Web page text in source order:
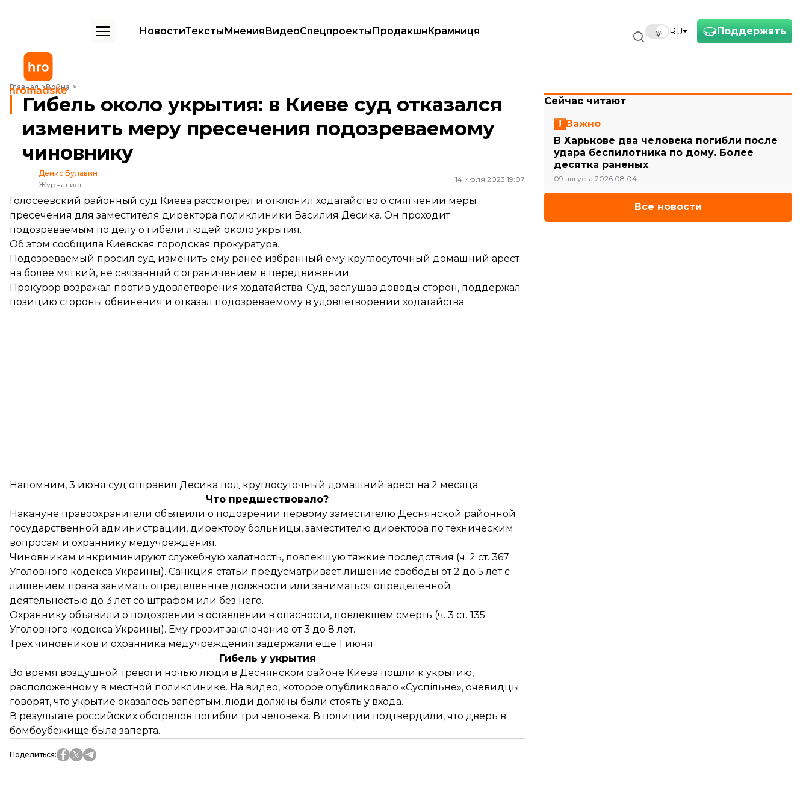
Поддержать
RU
НовостиТекстыМненияВидеоСпецпроектыПродакшнКрамниця
Главная Война
Гибель около укрытия: в Киеве суд отказался изменить меру пресечения подозреваемому чиновнику
Гибель около укрытия: в Киеве суд отказался
изменить меру пресечения подозреваемому
чиновнику
Денис Булавин
Журналист
14 июля 2023 19:07
Голосеевский районный суд Киева рассмотрел и отклонил ходатайство о смягчении меры
пресечения для заместителя директора поликлиники Василия Десика. Он проходит
подозреваемым по делу о гибели людей около укрытия.
Об этом сообщила Киевская городская прокуратура.
Подозреваемый просил суд изменить ему ранее избранный ему круглосуточный домашний арест
на более мягкий, не связанный с ограничением в передвижении.
Прокурор возражал против удовлетворения ходатайства. Суд, заслушав доводы сторон, поддержал
позицию стороны обвинения и отказал подозреваемому в удовлетворении ходатайства.
Напомним, 3 июня суд отправил Десика под круглосуточный домашний арест на 2 месяца.
Что предшествовало?
Накануне правоохранители объявили о подозрении первому заместителю Деснянской районной
государственной администрации, директору больницы, заместителю директора по техническим
вопросам и охраннику медучреждения.
Чиновникам инкриминируют служебную халатность, повлекшую тяжкие последствия (ч. 2 ст. 367
Уголовного кодекса Украины). Санкция статьи предусматривает лишение свободы от 2 до 5 лет с
лишением права занимать определенные должности или заниматься определенной
деятельностью до 3 лет со штрафом или без него.
Охраннику объявили о подозрении в оставлении в опасности, повлекшем смерть (ч. 3 ст. 135
Уголовного кодекса Украины). Ему грозит заключение от 3 до 8 лет.
Трех чиновников и охранника медучреждения задержали еще 1 июня.
Гибель у укрытия
Во время воздушной тревоги ночью люди в Деснянском районе Киева пошли к укрытию,
расположенному в местной поликлинике. На видео, которое опубликовало «Суспільне», очевидцы
говорят, что укрытие оказалось запертым, люди должны были стоять у входа.
В результате российских обстрелов погибли три человека. В полиции подтвердили, что дверь в
бомбоубежище была заперта.
Поделиться:
Сейчас читают
Важно
В Харькове два человека погибли после
удара беспилотника по дому. Более
десятка раненых
09 августа 2026 08:04
Все новости